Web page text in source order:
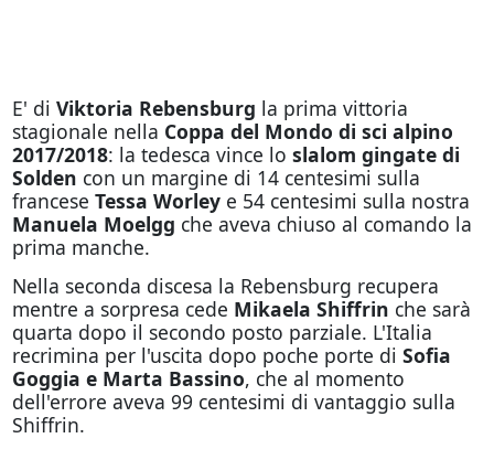
E' di Viktoria Rebensburg la prima vittoria
stagionale nella Coppa del Mondo di sci alpino
2017/2018: la tedesca vince lo slalom gingate di
Solden con un margine di 14 centesimi sulla
francese Tessa Worley e 54 centesimi sulla nostra
Manuela Moelgg che aveva chiuso al comando la
prima manche.
Nella seconda discesa la Rebensburg recupera
mentre a sorpresa cede Mikaela Shiffrin che sarà
quarta dopo il secondo posto parziale. L'Italia
recrimina per l'uscita dopo poche porte di Sofia
Goggia e Marta Bassino, che al momento
dell'errore aveva 99 centesimi di vantaggio sulla
Shiffrin.